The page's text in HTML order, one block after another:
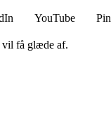
YouTube
vil få glæde af.